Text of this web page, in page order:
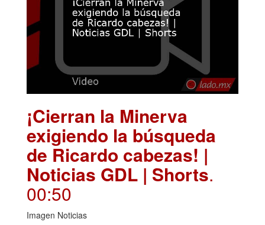
¡Cierran la Minerva
exigiendo la búsqueda
de Ricardo cabezas! |
Noticias GDL | Shorts.
00:50
Imagen Noticias